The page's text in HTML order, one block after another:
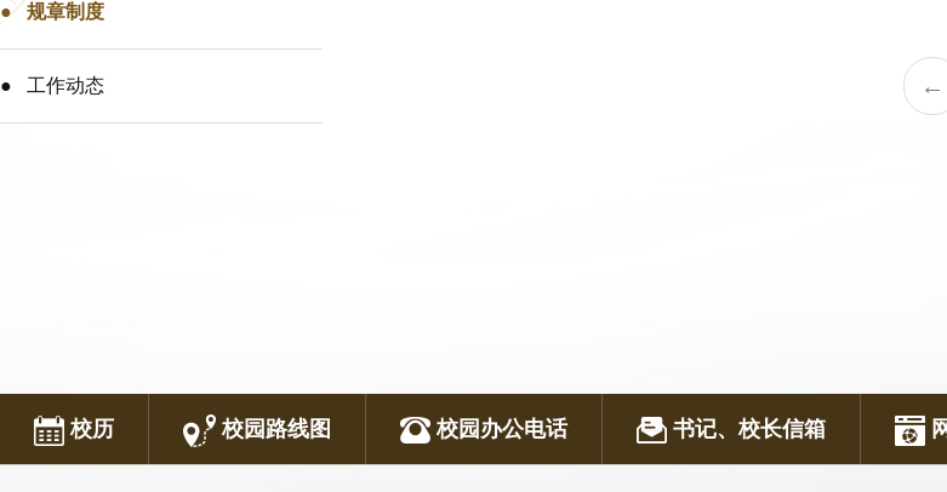
● 工作动态
● 规章制度
←
校历 校园路线图 校园办公电话 书记、校长信箱